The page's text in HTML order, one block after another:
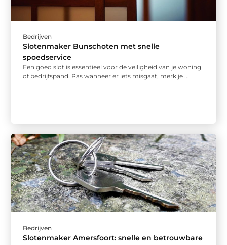
Bedrijven
Slotenmaker Bunschoten met snelle
spoedservice
Een goed slot is essentieel voor de veiligheid van je woning
of bedrijfspand. Pas wanneer er iets misgaat, merk je ...
Bedrijven
Slotenmaker Amersfoort: snelle en betrouwbare